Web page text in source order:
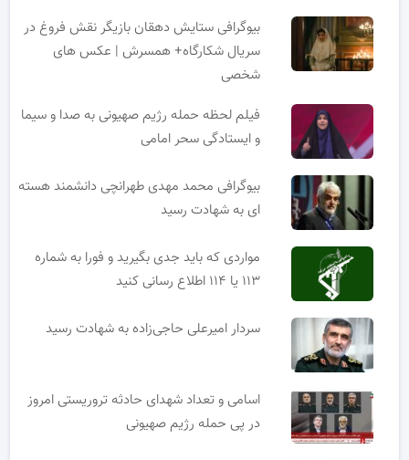
بیوگرافی ستایش دهقان بازیگر نقش فروغ در
سریال شکارگاه+ همسرش | عکس های
شخصی
فیلم لحظه حمله رژیم صهیونی به صدا و سیما
و ایستادگی سحر امامی
بیوگرافی محمد مهدی طهرانچی دانشمند هسته
ای به شهادت رسید
مواردی که باید جدی بگیرید و فورا به شماره
۱۱۳ یا ۱۱۴ اطلاع رسانی کنید
سردار امیرعلی حاجی‌زاده به شهادت رسید
اسامی و تعداد شهدای حادثه تروریستی امروز
در پی حمله رژیم صهیونی